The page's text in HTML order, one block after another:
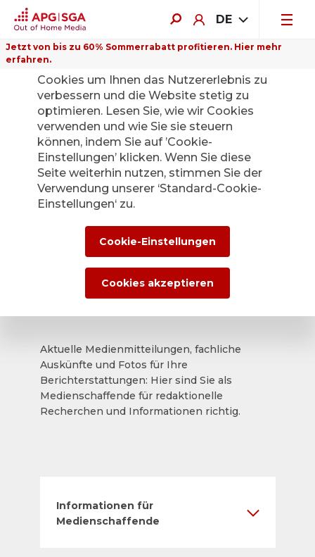
DE
Jetzt von bis zu 60% Sommerrabatt profitieren. Hier mehr
erfahren.
Zurück
Die APG|SGA
Medienstelle für
News und
Medienmitteilunge
Aktuelle Medienmitteilungen, fachliche
Auskünfte und Fotos für Ihre
Berichterstattungen: Hier sind Sie als
Medienschaffende für redaktionelle
Recherchen und Informationen richtig.
Informationen für
Medienschaffende
Auf dieser Website verwenden wir
Cookies um Ihnen das Nutzererlebnis zu
verbessern und die Website stetig zu
optimieren. Lesen Sie, wie wir Cookies
verwenden und wie Sie sie steuern
können, indem Sie auf ’Cookie-
Einstellungen’ klicken. Wenn Sie diese
Seite weiterhin nutzen, stimmen Sie der
Verwendung unserer ‘Standard-Cookie-
Einstellungen‘ zu.
Cookie-Einstellungen
Cookies akzeptieren